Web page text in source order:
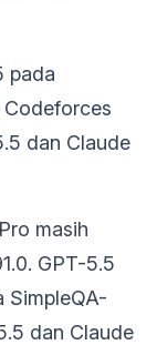
pada
dan Claude
masih
GPT-5.5
SimpleQA-
dan Claude